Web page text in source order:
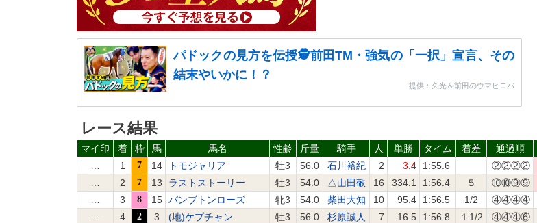
パドックの見方を伝授🕵前田TM・強気の「一択」宣言、その
結末やいかに！？
提供：久光＆前田のウマヒロバ
レース結果
マイ印 着 枠 馬 馬名 性齢 斤量 騎手 人 単勝 タイム 着差 通過順
1 7 14 トモジャリア 牡3 56.0 石川裕紀 2 3.4 1:55.6 ②②②②
2 7 13 ラストストーリー 牡3 54.0 △山田敬 16 334.1 1:56.4 ５ ⑩⑩⑨⑨
3 8 15 バンブトンローズ 牝3 54.0 柴田大知 10 95.4 1:56.5 1/2 ④④④④
4 2 3 (地)ケプチャン 牡3 56.0 杉原誠人 7 16.5 1:56.8 １1/2 ④④④⑥